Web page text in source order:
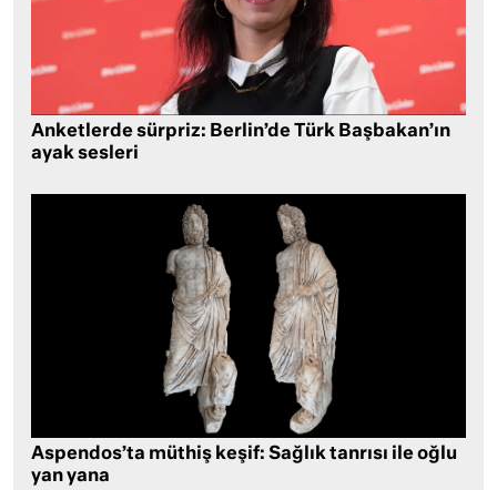
Anketlerde sürpriz: Berlin’de Türk Başbakan’ın
ayak sesleri
Aspendos’ta müthiş keşif: Sağlık tanrısı ile oğlu
yan yana